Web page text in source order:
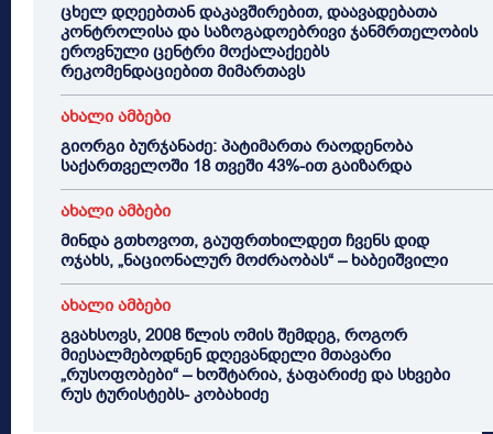
ცხელ დღეებთან დაკავშირებით, დაავადებათა
კონტროლისა და საზოგადოებრივი ჯანმრთელობის
ეროვნული ცენტრი მოქალაქეებს
რეკომენდაციებით მიმართავს
ახალი ამბები
გიორგი ბურჯანაძე: პატიმართა რაოდენობა
საქართველოში 18 თვეში 43%-ით გაიზარდა
ახალი ამბები
მინდა გთხოვოთ, გაუფრთხილდეთ ჩვენს დიდ
ოჯახს, „ნაციონალურ მოძრაობას“ – ხაბეიშვილი
ახალი ამბები
გვახსოვს, 2008 წლის ომის შემდეგ, როგორ
მიესალმებოდნენ დღევანდელი მთავარი
„რუსოფობები“ – ხოშტარია, ჯაფარიძე და სხვები
რუს ტურისტებს- კობახიძე